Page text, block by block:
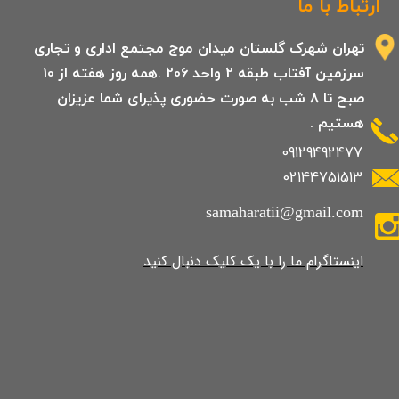
ارتباط با ما
09129492477
02144751513
تهران شهرک گلستان میدان موج مجتمع اداری و تجاری
سرزمین آفتاب طبقه 2 واحد 206 .همه روز هفته از 10
صبح تا 8 شب به صورت حضوری پذیرای شما عزیزان
هستیم .
samaharatii@gmail.com
​​​​​​​​​اینستاگرام ما را با یک کلیک دنبال کنید